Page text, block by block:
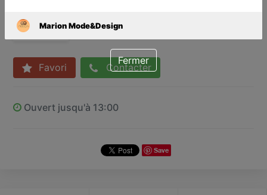
Mougins
Favori Contacter
Ouvert jusqu'à 13:00
Save
Marion Mode&Design
Fermer